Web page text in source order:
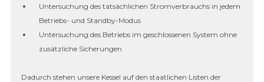
Untersuchung des tatsächlichen Stromverbrauchs in jedem
Betriebs- und Standby-Modus
Untersuchung des Betriebs im geschlossenen System ohne
zusätzliche Sicherungen
Dadurch stehen unsere Kessel auf den staatlichen Listen der